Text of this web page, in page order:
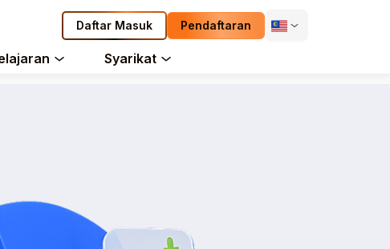
Daftar Masuk Pendaftaran
Syarikat